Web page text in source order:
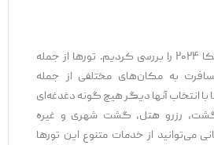
در این مقاله تور سریلانکا ۲۰۲۴ را بررسی کردیم. تورها از جمله
به مکان‌های مختلفی از جمله
انتخاب آنها دیگر هیچ گونه دغدغه‌ای
رزرو هتل، گشت شهری و غیره
می‌توانید از خدمات متنوع این تورها